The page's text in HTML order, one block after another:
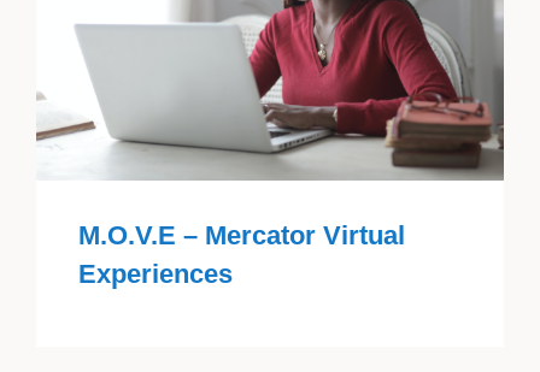
M.O.V.E – Mercator Virtual
Experiences